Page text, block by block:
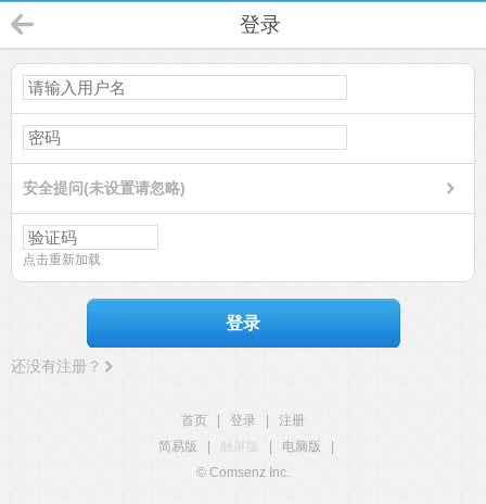
登录
安全提问(未设置请忽略)
点击重新加载
登录
还没有注册？
首页 登录
注册
简易版
触屏版 电脑版
© Comsenz Inc.